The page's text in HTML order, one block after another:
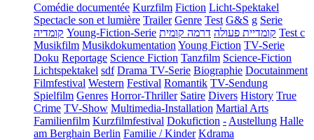
Comédie documentée Kurzfilm Fiction Licht-Spektakel
Spectacle son et lumière Trailer Genre Test G&S g Serie
קומדיה Young-Fiction-Serie קומדיית פעולה דרמה קומית
Test c
Musikfilm Musikdokumentation Young Fiction TV-Serie
Doku Reportage Science Fiction Tanzfilm Science-Fiction
Lichtspektakel sdf Drama TV-Serie Biographie Docutainment
Filmfestival Western Festival Romantik TV-Sendung
Spielfilm Genres Horror-Thriller Satire Divers History True
Crime TV-Show Multimedia-Installation Martial Arts
Familienfilm Kurzfilmfestival Dokufiction - Austellung Halle
am Berghain Berlin Familie / Kinder Kdrama